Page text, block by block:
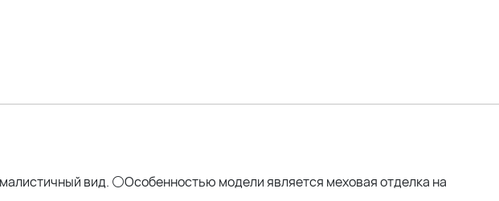
вид. ⚪Особенностью модели является меховая отделка на